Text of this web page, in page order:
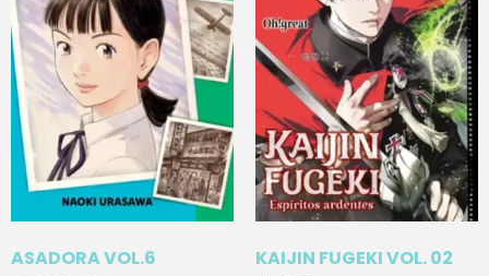
ASADORA VOL.6 KAIJIN FUGEKI VOL. 02